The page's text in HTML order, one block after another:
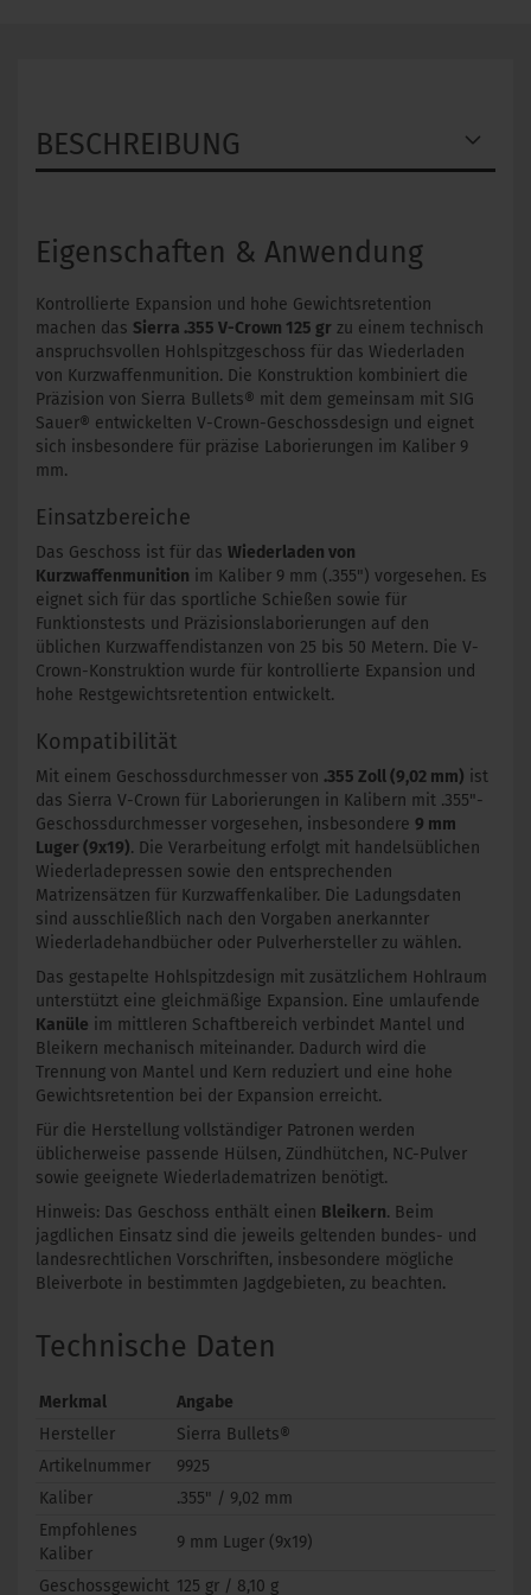
BESCHREIBUNG
Eigenschaften & Anwendung
Kontrollierte Expansion und hohe Gewichtsretention
machen das Sierra .355 V-Crown 125 gr zu einem technisch
anspruchsvollen Hohlspitzgeschoss für das Wiederladen
von Kurzwaffenmunition. Die Konstruktion kombiniert die
Präzision von Sierra Bullets® mit dem gemeinsam mit SIG
Sauer® entwickelten V-Crown-Geschossdesign und eignet
sich insbesondere für präzise Laborierungen im Kaliber 9
mm.
Einsatzbereiche
Das Geschoss ist für das Wiederladen von
Kurzwaffenmunition im Kaliber 9 mm (.355") vorgesehen. Es
eignet sich für das sportliche Schießen sowie für
Funktionstests und Präzisionslaborierungen auf den
üblichen Kurzwaffendistanzen von 25 bis 50 Metern. Die V-
Crown-Konstruktion wurde für kontrollierte Expansion und
hohe Restgewichtsretention entwickelt.
Kompatibilität
Mit einem Geschossdurchmesser von .355 Zoll (9,02 mm) ist
das Sierra V-Crown für Laborierungen in Kalibern mit .355"-
Geschossdurchmesser vorgesehen, insbesondere 9 mm
Luger (9x19). Die Verarbeitung erfolgt mit handelsüblichen
Wiederladepressen sowie den entsprechenden
Matrizensätzen für Kurzwaffenkaliber. Die Ladungsdaten
sind ausschließlich nach den Vorgaben anerkannter
Wiederladehandbücher oder Pulverhersteller zu wählen.
Das gestapelte Hohlspitzdesign mit zusätzlichem Hohlraum
unterstützt eine gleichmäßige Expansion. Eine umlaufende
Kanüle im mittleren Schaftbereich verbindet Mantel und
Bleikern mechanisch miteinander. Dadurch wird die
Trennung von Mantel und Kern reduziert und eine hohe
Gewichtsretention bei der Expansion erreicht.
Für die Herstellung vollständiger Patronen werden
üblicherweise passende Hülsen, Zündhütchen, NC-Pulver
sowie geeignete Wiederladematrizen benötigt.
Hinweis: Das Geschoss enthält einen Bleikern. Beim
jagdlichen Einsatz sind die jeweils geltenden bundes- und
landesrechtlichen Vorschriften, insbesondere mögliche
Bleiverbote in bestimmten Jagdgebieten, zu beachten.
Technische Daten
Merkmal
Angabe
Hersteller
Sierra Bullets®
Artikelnummer
9925
Kaliber
.355" / 9,02 mm
Empfohlenes
Kaliber
9 mm Luger (9x19)
Geschossgewicht 125 gr / 8,10 g